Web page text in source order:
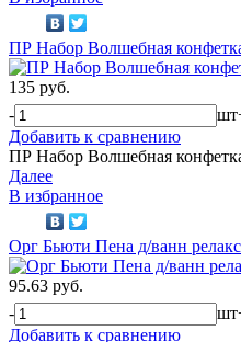
ПР Набор Волшебная
135 руб.
-
шт
Добавить к сравнению
ПР Набор Волшебная
Далее
В избранное
Орг Бьюти Пена д/ванн
95.63 руб.
-
шт
Добавить к сравнению